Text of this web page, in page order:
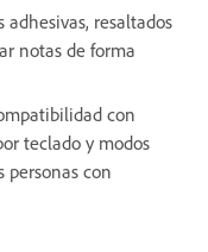
adhesivas, resaltados
notas de forma
con
teclado y modos
personas con